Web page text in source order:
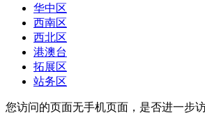
华中区
西南区
西北区
港澳台
拓展区
站务区
您访问的页面无手机页面，是否进一步